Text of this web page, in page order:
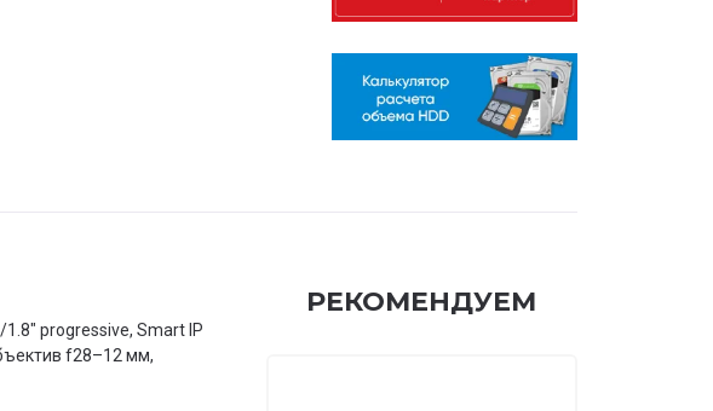
progressive, Smart IP
f28–12 мм,
РЕКОМЕНДУЕМ